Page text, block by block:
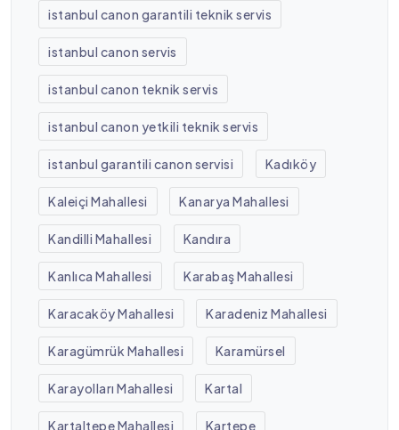
istanbul canon garantili teknik servis
istanbul canon servis
istanbul canon teknik servis
istanbul canon yetkili teknik servis
istanbul garantili canon servisi Kadıköy
Kaleiçi Mahallesi Kanarya Mahallesi
Kandilli Mahallesi Kandıra
Kanlıca Mahallesi Karabaş Mahallesi
Karacaköy Mahallesi Karadeniz Mahallesi
Karagümrük Mahallesi Karamürsel
Karayolları Mahallesi Kartal
Kartaltepe Mahallesi Kartepe